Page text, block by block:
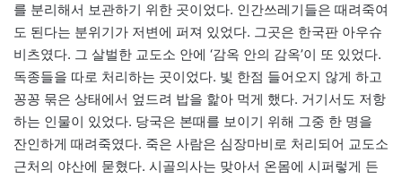
를 분리해서 보관하기 위한 곳이었다. 인간쓰레기들은 때려죽여
도 된다는 분위기가 저변에 퍼져 있었다. 그곳은 한국판 아우슈
비츠였다. 그 살벌한 교도소 안에 ‘감옥 안의 감옥’이 또 있었다.
독종들을 따로 처리하는 곳이었다. 빛 한점 들어오지 않게 하고
꽁꽁 묶은 상태에서 엎드려 밥을 핥아 먹게 했다. 거기서도 저항
하는 인물이 있었다. 당국은 본때를 보이기 위해 그중 한 명을
잔인하게 때려죽였다. 죽은 사람은 심장마비로 처리되어 교도소
근처의 야산에 묻혔다. 시골의사는 맞아서 온몸에 시퍼렇게 든